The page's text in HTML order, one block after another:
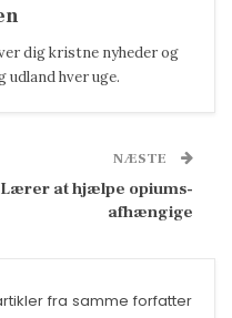
dig kristne nyheder og
udland hver uge.
NÆSTE
Lærer at hjælpe opiums-
afhængige
fra samme forfatter